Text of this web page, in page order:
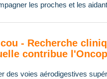
les proches et les
- Recherche
contribue
des voies aérodigestives